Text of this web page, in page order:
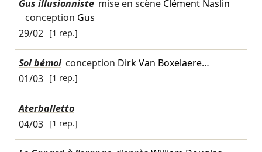
Gus illusionniste mise en scène Clément Naslin
conception Gus
29/02 [1 rep.]
Sol bémol conception Dirk Van Boxelaere…
01/03 [1 rep.]
Aterballetto
04/03 [1 rep.]